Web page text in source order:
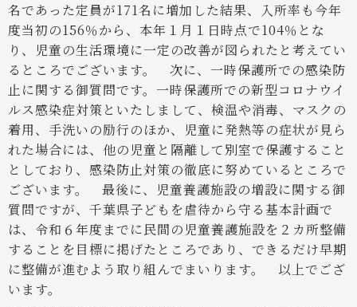
名であった定員が171名に増加した結果、入所率も今年
度当初の156％から、本年１月１日時点で104％とな
り、児童の生活環境に一定の改善が図られたと考えてい
るところでございます。
次に、一時保護所での感染防
止に関する御質問です。一時保護所での新型コロナウイ
ルス感染症対策といたしまして、検温や消毒、マスクの
着用、手洗いの励行のほか、児童に発熱等の症状が見ら
れた場合には、他の児童と隔離して別室で保護すること
としており、感染防止対策の徹底に努めているところで
ございます。
最後に、児童養護施設の増設に関する御
質問ですが、千葉県子どもを虐待から守る基本計画で
は、令和６年度までに民間の児童養護施設を２カ所整備
することを目標に掲げたところであり、できるだけ早期
に整備が進むよう取り組んでまいります。
以上でござ
います。